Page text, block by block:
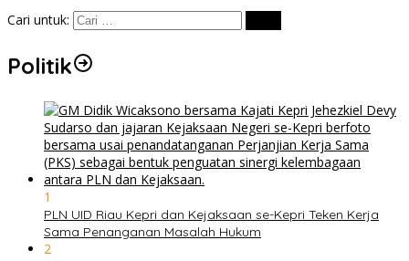
Cari untuk:
Politik
1
PLN UID Riau Kepri dan Kejaksaan se-Kepri Teken Kerja
Sama Penanganan Masalah Hukum
2